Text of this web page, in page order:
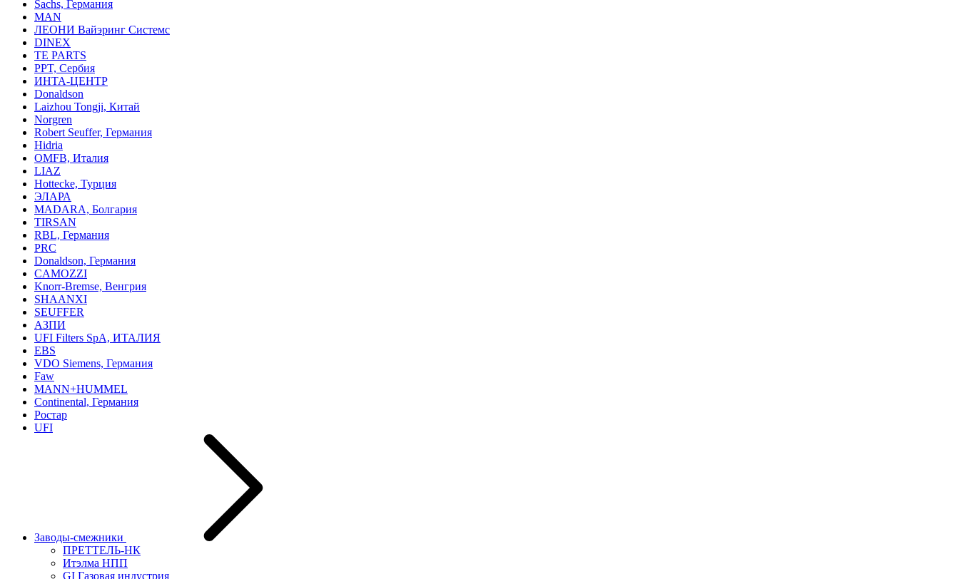
Sachs, Германия
MAN
ЛЕОНИ Вайэринг Системс
DINEX
TE PARTS
PPT, Сербия
ИНТА-ЦЕНТР
Donaldson
Laizhou Tongji, Китай
Norgren
Robert Seuffer, Германия
Hidria
OMFB, Италия
LIAZ
Hottecke, Турция
ЭЛАРА
MADARA, Болгария
TIRSAN
RBL, Германия
PRC
Donaldson, Германия
CAMOZZI
Knorr-Bremse, Венгрия
SHAANXI
SEUFFER
АЗПИ
UFI Filters SpA, ИТАЛИЯ
EBS
VDO Siemens, Германия
Faw
MANN+HUMMEL
Continental, Германия
Ростар
UFI
Заводы-смежники
ПРЕТТЕЛЬ-НК
Итэлма НПП
GI Газовая индустрия